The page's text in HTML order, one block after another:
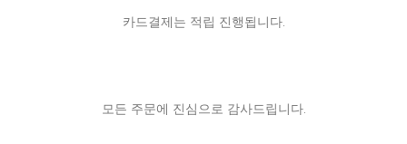
카드결제는 적립 진행됩니다.
모든 주문에 진심으로 감사드립니다.